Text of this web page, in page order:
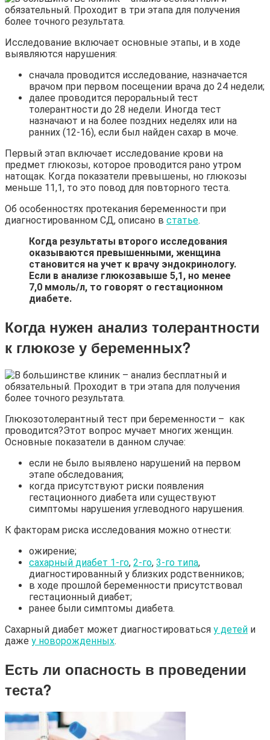
Исследование включает основные этапы, и в ходе
выявляются нарушения:
сначала проводится исследование, назначается
врачом при первом посещении врача до 24 недели;
далее проводится пероральный тест
толерантности до 28 недели. Иногда тест
назначают и на более поздних неделях или на
ранних (12-16), если был найден сахар в моче.
Первый этап включает исследование крови на
предмет глюкозы, которое проводится рано утром
натощак. Когда показатели превышены, но глюкозы
меньше 11,1, то это повод для повторного теста.
Об особенностях протекания беременности при
диагностированном СД, описано в статье.
Когда результаты второго исследования
оказываются превышенными, женщина
становится на учет к врачу эндокринологу.
Если в анализе глюкозавыше 5,1, но менее
7,0 ммоль/л, то говорят о гестационном
диабете.
Когда нужен анализ толерантности
к глюкозе у беременных?
Глюкозотолерантный тест при беременности – как
проводится?Этот вопрос мучает многих женщин.
Основные показатели в данном случае:
если не было выявлено нарушений на первом
этапе обследования;
когда присутствуют риски появления
гестационного диабета или существуют
симптомы нарушения углеводного нарушения.
К факторам риска исследования можно отнести:
ожирение;
сахарный диабет 1-го, 2-го, 3-го типа,
диагностированный у близких родственников;
в ходе прошлой беременности присутствовал
гестационный диабет;
ранее были симптомы диабета.
Сахарный диабет может диагностироваться у детей и
даже у новорожденных.
Есть ли опасность в проведении
теста?